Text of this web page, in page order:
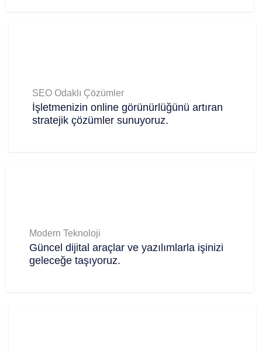
SEO Odaklı Çözümler
İşletmenizin online görünürlüğünü artıran
stratejik çözümler sunuyoruz.
Modern Teknoloji
Güncel dijital araçlar ve yazılımlarla işinizi
geleceğe taşıyoruz.